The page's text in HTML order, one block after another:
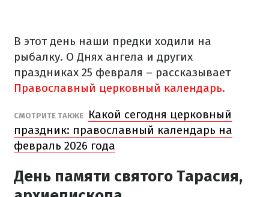
В этот день наши предки ходили на
рыбалку. О Днях ангела и других
праздниках 25 февраля – рассказывает
Православный церковный календарь.
СМОТРИТЕ ТАКЖЕ
Какой сегодня церковный
праздник: православный календарь на
февраль 2026 года
День памяти святого Тарасия,